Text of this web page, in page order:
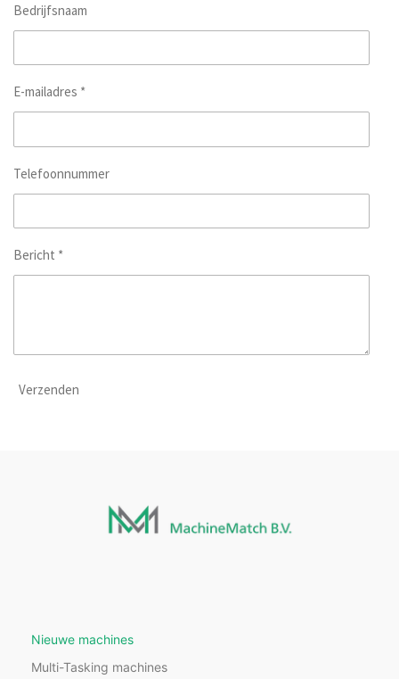
Bedrijfsnaam
E-mailadres *
Telefoonnummer
Bericht *
Verzenden
Nieuwe machines
Multi-Tasking machines